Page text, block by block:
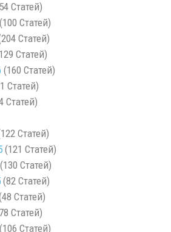
Статей)
(100 Статей)
Статей)
Статей)
(160 Статей)
Статей)
Статей)
Статей)
(121 Статей)
(130 Статей)
(82 Статей)
Статей)
Статей)
(106 Статей)